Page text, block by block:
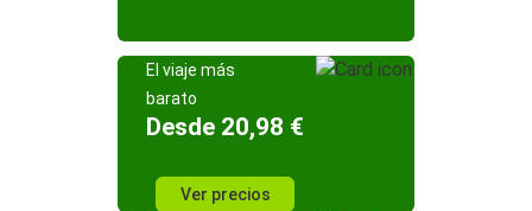
El viaje más
barato
Desde 20,98 €
Ver precios